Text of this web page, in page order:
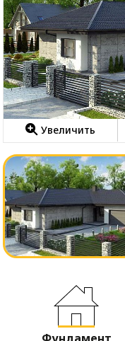
Увеличить
Фундамент